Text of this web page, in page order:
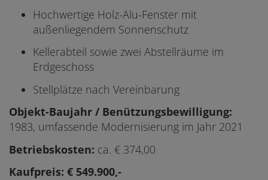
Hochwertige Holz-Alu-Fenster mit
außenliegendem Sonnenschutz
Kellerabteil sowie zwei Abstellräume im
Erdgeschoss
Stellplätze nach Vereinbarung
Objekt-Baujahr / Benützungsbewilligung:
1983, umfassende Modernisierung im Jahr 2021
Betriebskosten: ca. € 374,00
Kaufpreis: € 549.900,-